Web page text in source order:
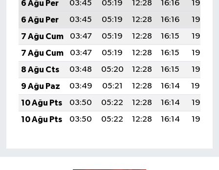
6 Ağu Per
03:45 05:19 12:28 16:16
19:28
6 Ağu Per
03:45 05:19 12:28 16:16
19:28
7 Ağu Cum
03:47 05:19 12:28 16:15
19:27
7 Ağu Cum
03:47 05:19 12:28 16:15
19:27
8 Ağu Cts
03:48 05:20 12:28 16:15
19:25
9 Ağu Paz
03:49 05:21 12:28 16:14
19:24
10 Ağu Pts
03:50 05:22 12:28 16:14
19:23
10 Ağu Pts
03:50 05:22 12:28 16:14 19:23